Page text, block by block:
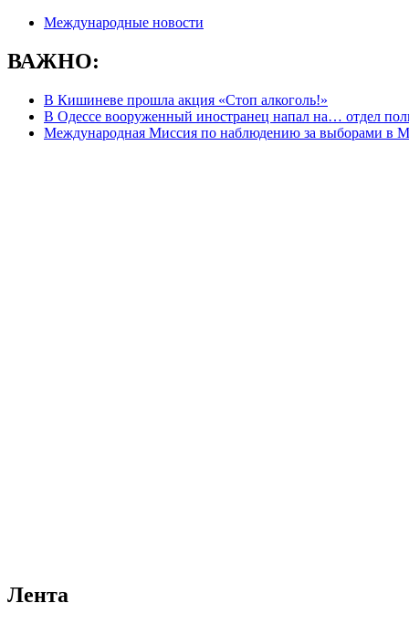
Международные новости
ВАЖНО:
В Кишиневе прошла акция «Стоп алкоголь!»
В Одессе вооруженный иностранец напал на… отдел
Международная Миссия по наблюдению за выборами в
Лента